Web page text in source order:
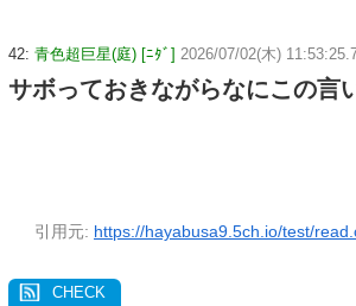
42: 青色超巨星(庭) [ﾆﾀﾞ] 2026/07/02(木)
サボっておきながらなにこの言
引用元: https://hayabusa9.5ch.io/test/